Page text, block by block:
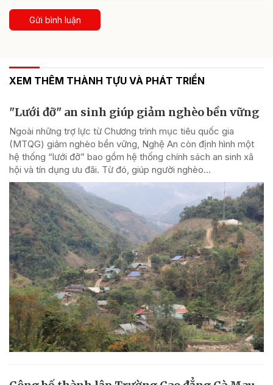
Gửi bình luận
XEM THÊM THÀNH TỰU VÀ PHÁT TRIỂN
"Lưới đỡ" an sinh giúp giảm nghèo bền vững
Ngoài những trợ lực từ Chương trình mục tiêu quốc gia
(MTQG) giảm nghèo bền vững, Nghệ An còn định hình một
hệ thống “lưới đỡ” bao gồm hệ thống chính sách an sinh xã
hội và tín dụng ưu đãi. Từ đó, giúp người nghèo...